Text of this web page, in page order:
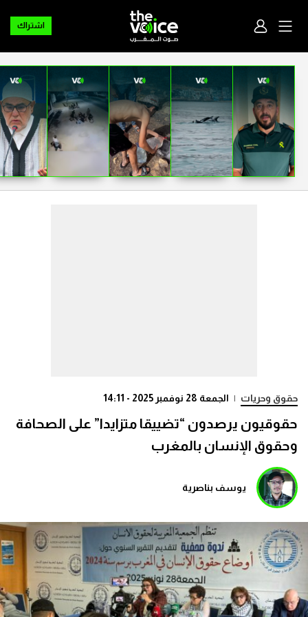
اشتراك
حقوق وحريات | الجمعة 28 نوفمبر 2025 - 14:11
حقوقيون يرصدون “تضييقا متزايدا” على الصحافة
وحقوق الإنسان بالمغرب
يوسف بناصرية